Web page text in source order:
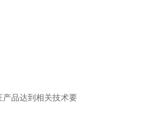
产品达到相关技术要